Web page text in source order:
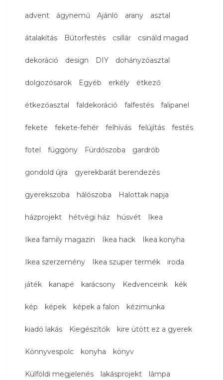
advent ágynemű Ajánló arany asztal
átalakítás Bútorfestés csillár csináld magad
dekoráció design DIY dohányzóasztal
dolgozósarok Egyéb erkély étkező
étkezőasztal faldekoráció falfestés falipanel
fekete fekete-fehér felhívás felújítás festés
fotel függöny Fürdőszoba gardrób
gondold újra gyerekbarát berendezés
gyerekszoba hálószoba Halottak napja
házprojekt hétvégi ház húsvét Ikea
Ikea family magazin Ikea hack Ikea konyha
Ikea szerzemény Ikea szuper termék iroda
játék kanapé karácsony Kedvenceink kék
kép képek képek a falon kézimunka
kiadó lakás Kiegészítők kire ütött ez a gyerek
Könnyvespolc konyha könyv
Külföldi megjelenés lakásprojekt lámpa